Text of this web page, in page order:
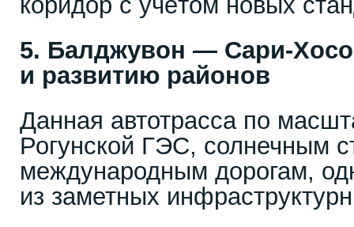
5. Балджувон — Сари-
и развитию районов
Данная автотрасса по
Рогунской ГЭС, солнечным
международным дорогам,
из заметных